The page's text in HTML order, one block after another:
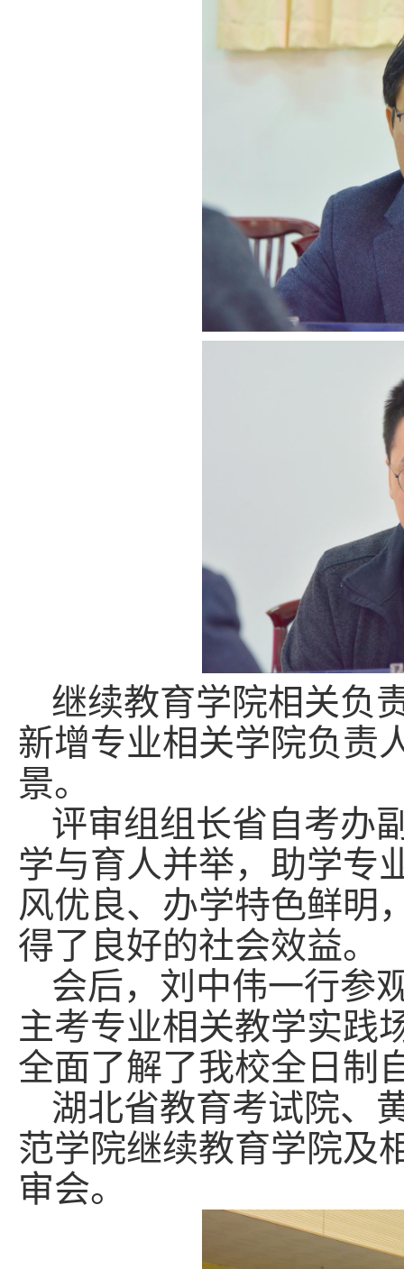
继续教育学院相关负
新增专业相关学院负责
景。
评审组组长省自考办
学与育人并举，助学专
风优良、办学特色鲜明
得了良好的社会效益。
会后， 刘中伟一行参
主考专业相关教学实践
全面了解了我校全日制
湖北省教育考试院、
范学院继续教育学院及
审会。